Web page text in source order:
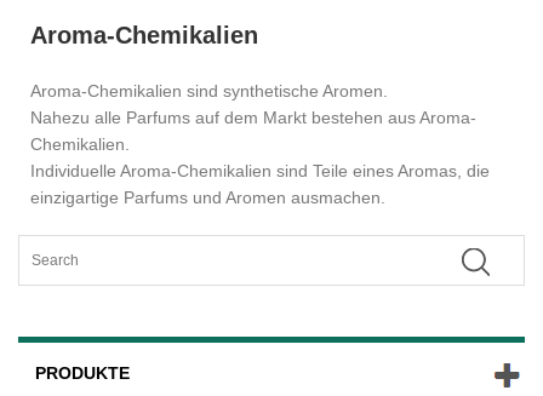
Aroma-Chemikalien
Aroma-Chemikalien sind synthetische Aromen.
Nahezu alle Parfums auf dem Markt bestehen aus Aroma-
Chemikalien.
Individuelle Aroma-Chemikalien sind Teile eines Aromas, die
einzigartige Parfums und Aromen ausmachen.
PRODUKTE